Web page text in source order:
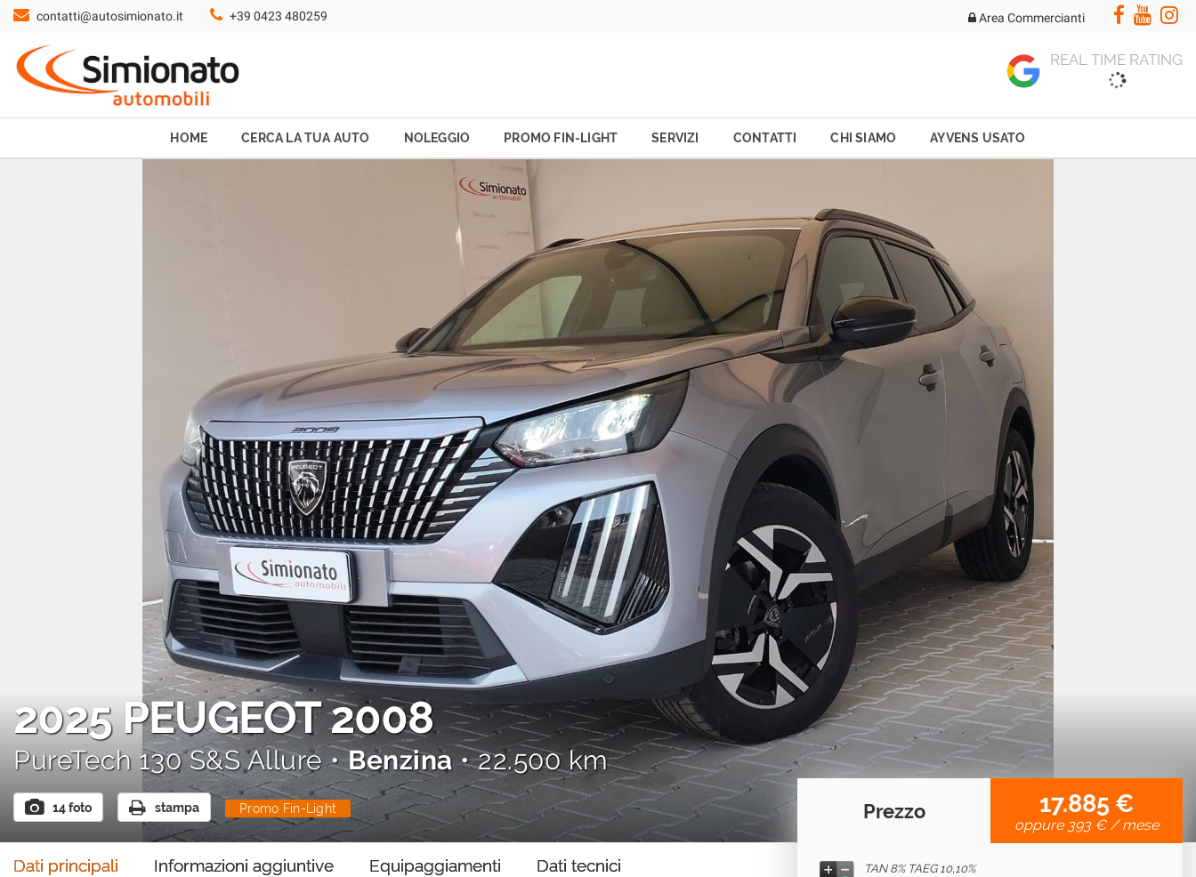
HOME
CERCA LA TUA AUTO
contatti@autosimionato.it +39 0423 480259 Area Commercianti
REAL TIME RATING
HOME CERCA LA TUA AUTO NOLEGGIO PROMO FIN-LIGHT SERVIZI CONTATTI CHI SIAMO AYVENS USATO
2025PEUGEOT 2008
PureTech 130 S&S Allure •Benzina• 22.500 km
14 foto stampa Promo Fin-Light Promo Fin-Light Promo Fin-Light
Dati principali Informazioni aggiuntive Equipaggiamenti Dati tecnici
Prezzo 17.885 €
oppure 393 €/ mese
TAN 8% TAEG 10,10%